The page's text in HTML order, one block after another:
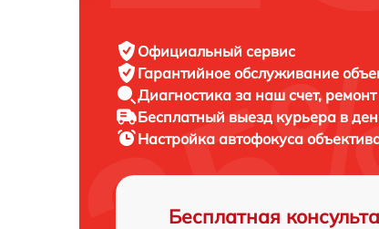
Официальный сервис
Гарантийное обслуживание
Диагностика за наш счет,
Бесплатный выезд курьера в
Настройка автофокуса
Бесплатная